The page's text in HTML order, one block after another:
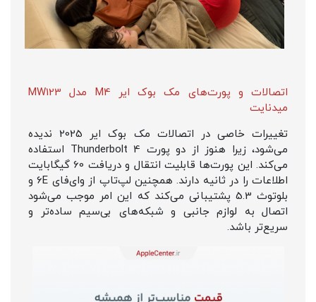
اتصالات و پورت‌های مک بوک ایر M4 مدل MW123
میدنایت
تغییرات خاصی در اتصالات مک بوک ایر 2025 ندیده
می‌شود، زیرا هنوز از دو پورت Thunderbolt 4 استفاده
می‌کند. این پورت‌ها قابلیت انتقال و دریافت 60 گیگابایت
اطلاعات را در ثانیه دارند. همچنین لپ‌تاپ از وای‌فای 6E و
بلوتوث 5.3 پشتیبانی می‌کند که این امر موجب می‌شود
اتصال به لوازم جانبی و شبکه‌های بی‌سیم ساده‌تر و
سریع‌تر باشد.